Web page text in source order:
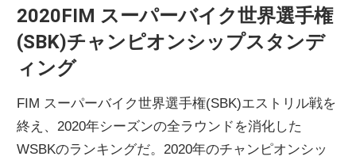
バ
2020FIM スーパーバイク世界選手権
(SBK)チャンピオンシップスタンデ
ィング
FIM スーパーバイク世界選手権(SBK)エストリル戦を
終え、2020年シーズンの全ラウンドを消化した
WSBKのランキングだ。2020年のチャンピオンシッ